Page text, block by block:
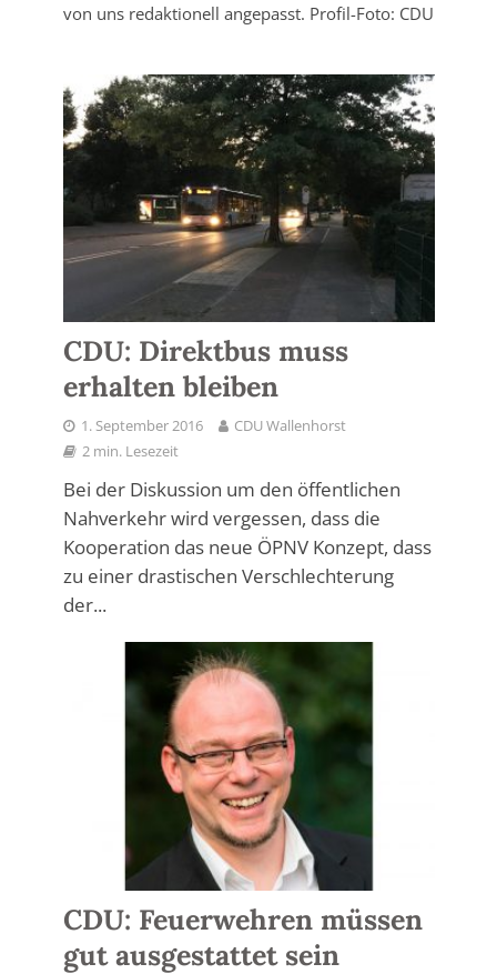
von uns redaktionell angepasst. Profil-Foto: CDU
CDU: Direktbus muss
erhalten bleiben
1. September 2016
CDU Wallenhorst
2 min. Lesezeit
Bei der Diskussion um den öffentlichen
Nahverkehr wird vergessen, dass die
Kooperation das neue ÖPNV Konzept, dass
zu einer drastischen Verschlechterung
der...
CDU: Feuerwehren müssen
gut ausgestattet sein